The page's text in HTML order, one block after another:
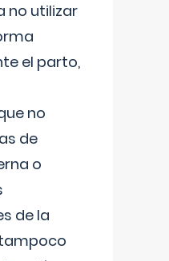
no utilizar
el parto,
no
de
o
de la